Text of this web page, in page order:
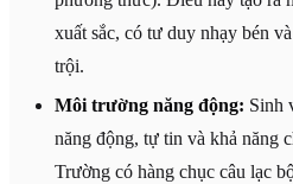
xuất sắc, có tư duy nhạy bén
trội.
Môi trường năng động: Sinh
năng động, tự tin và khả năng
Trường có hàng chục câu lạc